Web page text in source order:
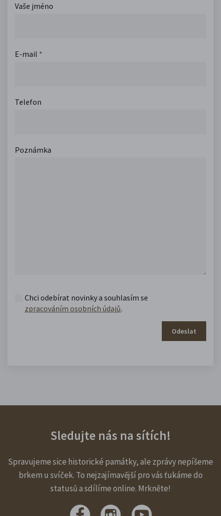
Vaše jméno
E-mail *
Telefon
Poznámka
Chci odebírat novinky a souhlasím se
zpracováním osobních údajů.
Odeslat
Sledujte nás na sítích!
Spravujeme sice historické památky, ale zprávy nepíšeme
brkem u svíček. To nejzajímavější pro vás ťukáme do
statusů a sdílíme online. Mrkněte!